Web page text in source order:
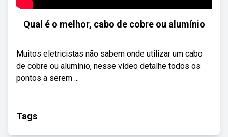
Qual é o melhor, cabo de cobre ou alumínio
Muitos eletricistas não sabem onde utilizar um cabo
de cobre ou alumínio, nesse vídeo detalhe todos os
pontos a serem ...
Tags